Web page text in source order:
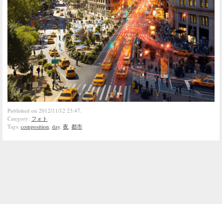
Published on 2012/11/12 23:47.
Category: フォト
Tags: composition, day, 夜, 都市